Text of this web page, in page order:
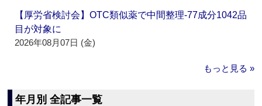
【厚労省検討会】OTC類似薬で中間整理‐77成分1042品
目が対象に
2026年08月07日 (金)
もっと見る »
年月別 全記事一覧